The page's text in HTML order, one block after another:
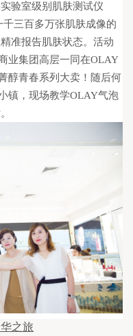
验室级别肌肤测试仪
三百多万张肌肤成像的
准报告肌肤状态。活动
业集团高层一同在OLAY
醇青春系列大卖！随后何
镇，现场教学OLAY气泡
之旅